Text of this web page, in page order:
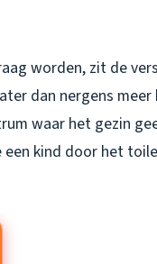
worden, zit de
dan nergens meer
waar het gezin
een kind door het